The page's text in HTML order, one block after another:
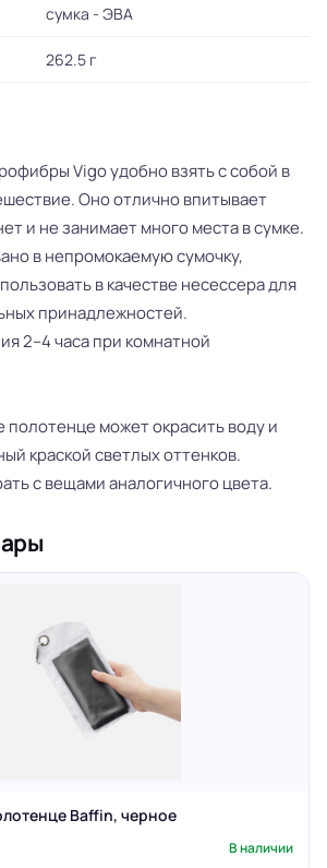
сумка - ЭВА
262.5 г
Vigo удобно взять с собой в
Оно отлично впитывает
и не занимает много места в сумке.
в непромокаемую сумочку,
в качестве несессера для
принадлежностей.
2–4 часа при комнатной
полотенце может окрасить воду и
краской светлых оттенков.
с вещами аналогичного цвета.
Baffin, черное
В наличии